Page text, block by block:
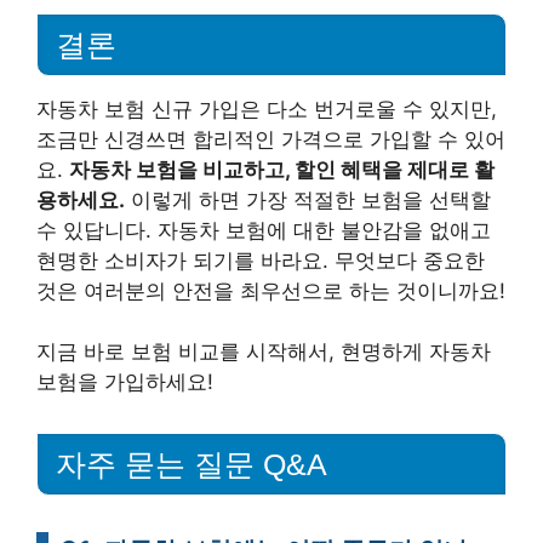
결론
자동차 보험 신규 가입은 다소 번거로울 수 있지만,
조금만 신경쓰면 합리적인 가격으로 가입할 수 있어
요. 자동차 보험을 비교하고, 할인 혜택을 제대로 활
용하세요. 이렇게 하면 가장 적절한 보험을 선택할
수 있답니다. 자동차 보험에 대한 불안감을 없애고
현명한 소비자가 되기를 바라요. 무엇보다 중요한
것은 여러분의 안전을 최우선으로 하는 것이니까요!
지금 바로 보험 비교를 시작해서, 현명하게 자동차
보험을 가입하세요!
자주 묻는 질문 Q&A